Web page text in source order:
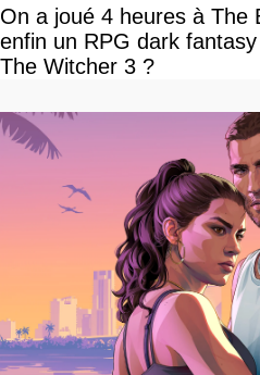
On a joué 4 heures à The
enfin un RPG dark
The Witcher 3 ?